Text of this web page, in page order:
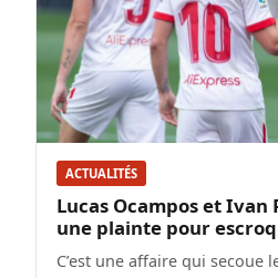
ACTUALITÉS
Lucas Ocampos et Ivan
une plainte pour
C’est une affaire qui secoue